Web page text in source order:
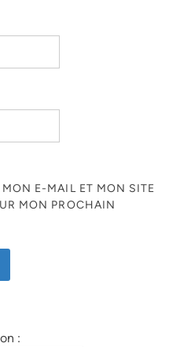
E-MAIL ET MON SITE
MON PROCHAIN
: